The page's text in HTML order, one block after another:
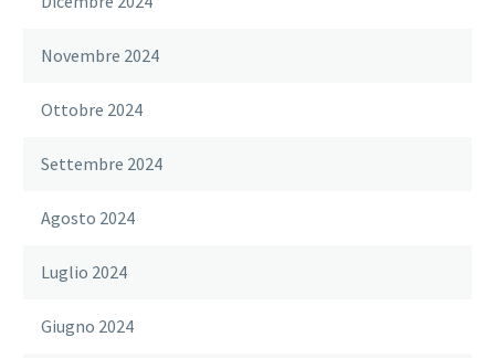
Novembre 2024
Ottobre 2024
Settembre 2024
Agosto 2024
Luglio 2024
Giugno 2024